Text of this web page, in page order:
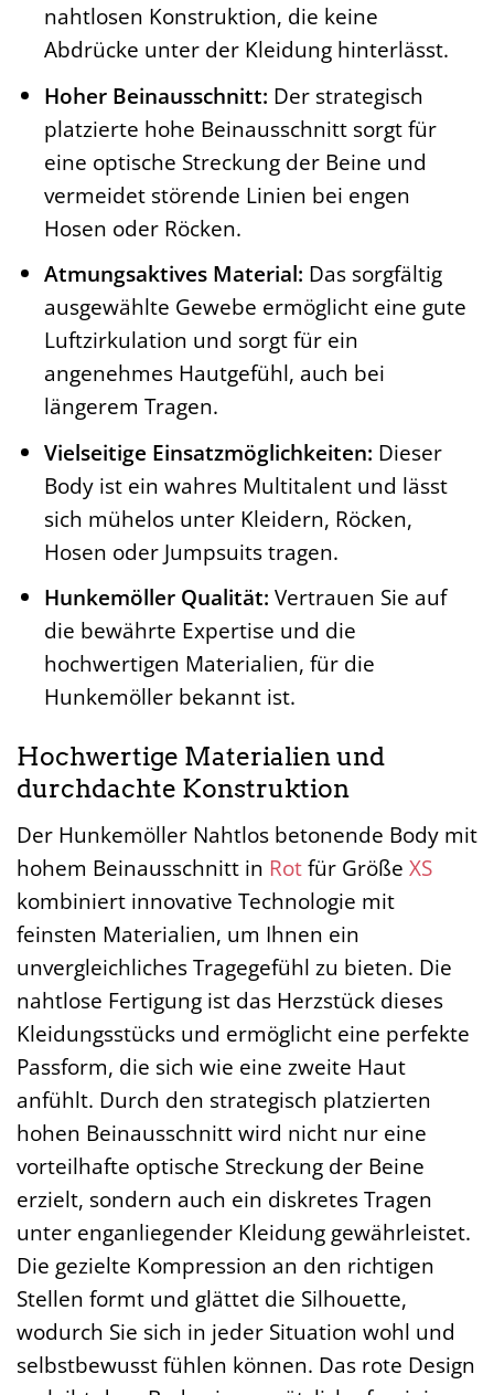
nahtlosen Konstruktion, die keine
Abdrücke unter der Kleidung hinterlässt.
Hoher Beinausschnitt: Der strategisch
platzierte hohe Beinausschnitt sorgt für
eine optische Streckung der Beine und
vermeidet störende Linien bei engen
Hosen oder Röcken.
Atmungsaktives Material: Das sorgfältig
ausgewählte Gewebe ermöglicht eine gute
Luftzirkulation und sorgt für ein
angenehmes Hautgefühl, auch bei
längerem Tragen.
Vielseitige Einsatzmöglichkeiten: Dieser
Body ist ein wahres Multitalent und lässt
sich mühelos unter Kleidern, Röcken,
Hosen oder Jumpsuits tragen.
Hunkemöller Qualität: Vertrauen Sie auf
die bewährte Expertise und die
hochwertigen Materialien, für die
Hunkemöller bekannt ist.
Hochwertige Materialien und
durchdachte Konstruktion
Der Hunkemöller Nahtlos betonende Body mit
hohem Beinausschnitt in Rotfür Größe XS
kombiniert innovative Technologie mit
feinsten Materialien, um Ihnen ein
unvergleichliches Tragegefühl zu bieten. Die
nahtlose Fertigung ist das Herzstück dieses
Kleidungsstücks und ermöglicht eine perfekte
Passform, die sich wie eine zweite Haut
anfühlt. Durch den strategisch platzierten
hohen Beinausschnitt wird nicht nur eine
vorteilhafte optische Streckung der Beine
erzielt, sondern auch ein diskretes Tragen
unter enganliegender Kleidung gewährleistet.
Die gezielte Kompression an den richtigen
Stellen formt und glättet die Silhouette,
wodurch Sie sich in jeder Situation wohl und
selbstbewusst fühlen können. Das rote Design